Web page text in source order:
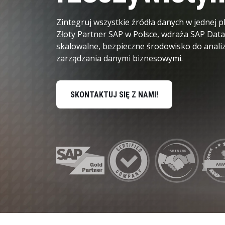
Zrównoważony rozwój i bezpieczeństwo
Zintegruj wszystkie źródła danych w jednej
Złoty Partner SAP w Polsce, wdraża SAP
skalowalne, bezpieczne środowisko do
zarządzania danymi biznesowymi.
SKONTAKTUJ SIĘ Z NAMI!